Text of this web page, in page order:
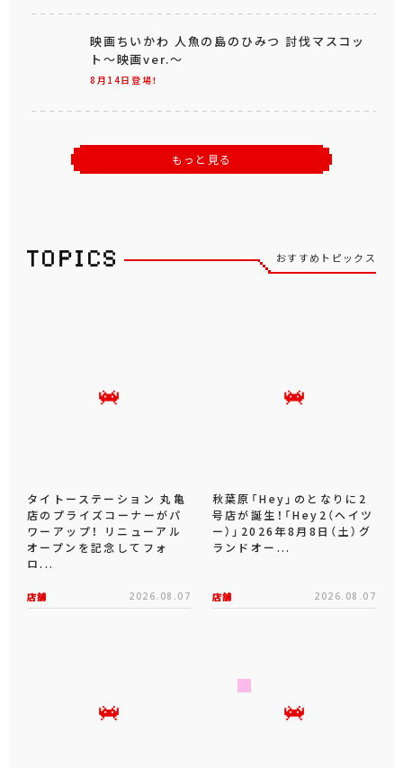
8月14日登場！
映画ちいかわ 人魚の島のひみつ 討伐マスコッ
ト～映画ver.～
もっと見る
おすすめトピックス
タイトーステーション 丸亀
店のプライズコーナーがパ
ワーアップ！ リニューアル
オープンを記念してフォ
ロ...
店舗 2026.08.07
秋葉原「Hey」のとなりに2
号店が誕生！「Hey2（ヘイツ
ー）」2026年8月8日（土）グ
ランドオー...
店舗 2026.08.07